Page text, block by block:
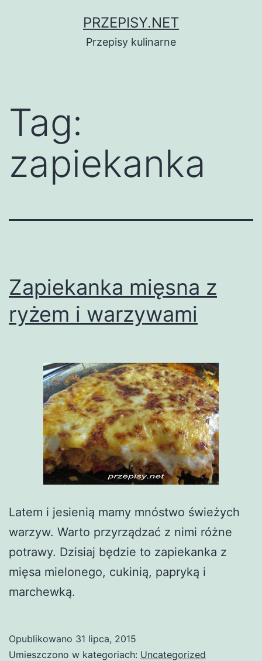
PRZEPISY.NET
Przepisy kulinarne
Tag:
zapiekanka
Zapiekanka mięsna z
ryżem i warzywami
Latem i jesienią mamy mnóstwo świeżych
warzyw. Warto przyrządzać z nimi różne
potrawy. Dzisiaj będzie to zapiekanka z
mięsa mielonego, cukinią, papryką i
marchewką.
Opublikowano 31 lipca, 2015
Umieszczono w kategoriach: Uncategorized